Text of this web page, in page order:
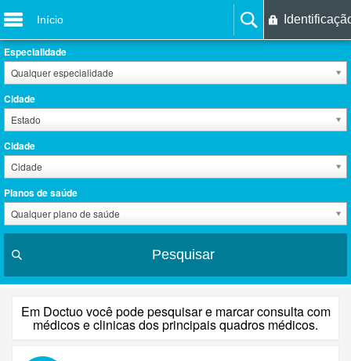
Início
Especialidade
Qualquer especialidade
Cidade
Estado
Cidade
Cidade
Planos de saúde
Qualquer plano de saúde
Pesquisar
Em Doctuo você pode pesquisar e marcar consulta com
médicos e clinicas dos principais quadros médicos.